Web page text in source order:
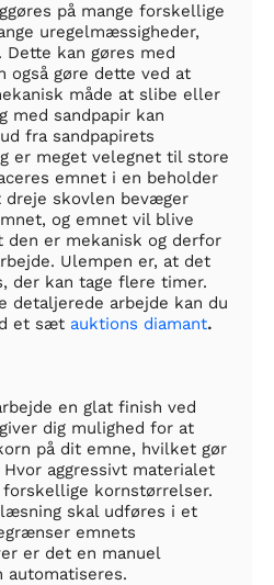
på mange forskellige
uregelmæssigheder,
kan gøres med
også gøre dette ved at
måde at slibe eller
med sandpapir kan
fra sandpapirets
er meget velegnet til store
emnet i en beholder
dreje skovlen bevæger
og emnet vil blive
den er mekanisk og derfor
Ulempen er, at det
der kan tage flere timer.
detaljerede arbejde kan du
et sæt auktions diamant.
en glat finish ved
dig mulighed for at
på dit emne, hvilket gør
aggressivt materialet
kornstørrelser.
skal udføres i et
emnets
er det en manuel
automatiseres.